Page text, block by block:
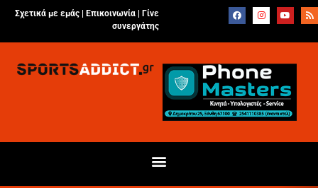
Σχετικά με εμάς | Επικοινωνία
Γίνε
συνεργάτης